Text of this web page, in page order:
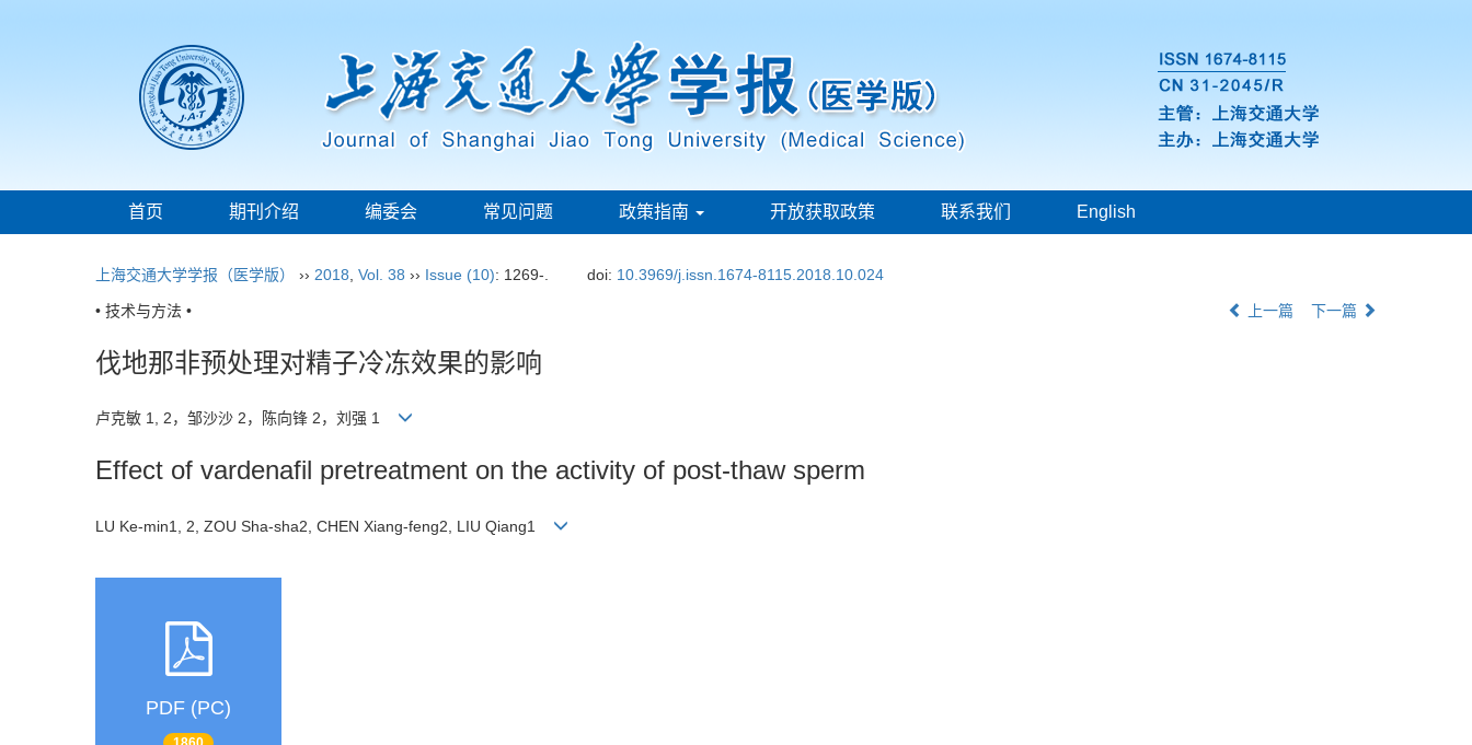
首页 期刊介绍 编委会 常见问题 政策指南 开放获取政策 联系我们 English
上海交通大学学报（医学版） ›› 2018 Vol. 38 ›› Issue (10): 1269-. doi: 10.3969/j.issn.1674-8115.2018.10.024
• 技术与方法 • 上一篇 下一篇
伐地那非预处理对精子冷冻效果的影响
卢克敏 1, 2，邹沙沙 2，陈向锋 2，刘强 1
Effect of vardenafil pretreatment on the activity of post-thaw sperm
LU Ke-min1, 2, ZOU Sha-sha2, CHEN Xiang-feng2, LIU Qiang1
PDF (PC)